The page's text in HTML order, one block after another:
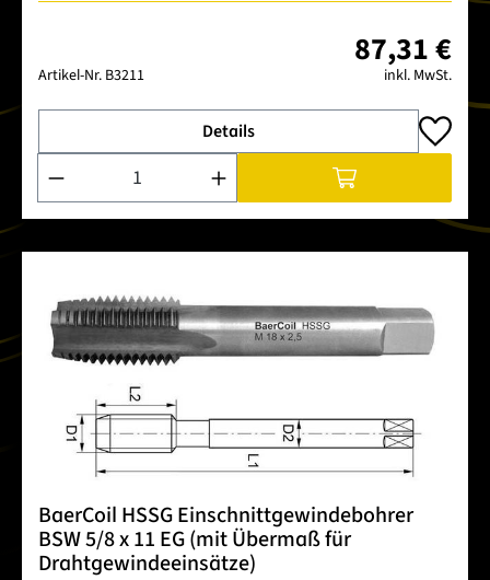
Artikel-Nr. B3211
87,31 €
inkl. MwSt.
Details
Produkt Anzahl: Gib den gewünschten Wert ein oder
BaerCoil HSSG Einschnittgewindebohrer
BSW 5/8 x 11 EG (mit Übermaß für
Drahtgewindeeinsätze)